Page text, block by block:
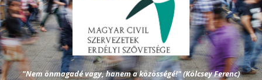
"Nem önmagadé vagy, hanem a közösségé!" (Kölcsey Ferenc)